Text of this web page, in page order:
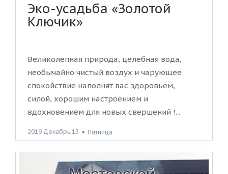
Эко-усадьба «Золотой
Ключик»
Великолепная природа, целебная вода,
необычайно чистый воздух и чарующее
спокойствие наполнят вас здоровьем,
силой, хорошим настроением и
вдохновением для новых свершений !...
2019 Декабрь 13 ● Пятница